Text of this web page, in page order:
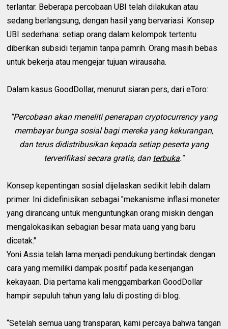
terlantar. Beberapa percobaan UBI telah dilakukan atau
sedang berlangsung, dengan hasil yang bervariasi. Konsep
UBI sederhana: setiap orang dalam kelompok tertentu
diberikan subsidi terjamin tanpa pamrih. Orang masih bebas
untuk bekerja atau mengejar tujuan wirausaha.
Dalam kasus GoodDollar, menurut siaran pers, dari eToro:
“Percobaan akan meneliti penerapan cryptocurrency yang
membayar bunga sosial bagi mereka yang kekurangan,
dan terus didistribusikan kepada setiap peserta yang
terverifikasi secara gratis, dan terbuka."
Konsep kepentingan sosial dijelaskan sedikit lebih dalam
primer. Ini didefinisikan sebagai "mekanisme inflasi moneter
yang dirancang untuk menguntungkan orang miskin dengan
mengalokasikan sebagian besar mata uang yang baru
dicetak."
Yoni Assia telah lama menjadi pendukung bertindak dengan
cara yang memiliki dampak positif pada kesenjangan
kekayaan. Dia pertama kali menggambarkan GoodDollar
hampir sepuluh tahun yang lalu di posting di blog.
“Setelah semua uang transparan, kami percaya bahwa tangan